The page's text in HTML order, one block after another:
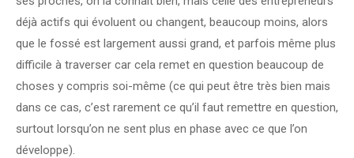
déjà actifs qui évoluent ou changent, beaucoup moins, alors
que le fossé est largement aussi grand, et parfois même plus
difficile à traverser car cela remet en question beaucoup de
choses y compris soi-même (ce qui peut être très bien mais
dans ce cas, c’est rarement ce qu’il faut remettre en question,
surtout lorsqu’on ne sent plus en phase avec ce que l’on
développe).